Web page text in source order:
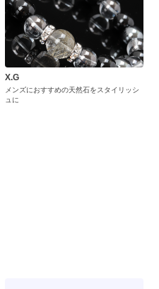
X.G
メンズにおすすめの天然石をスタイリッシ
ュに